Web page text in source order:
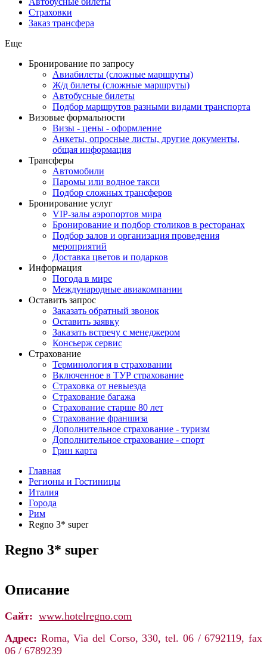
Страховки
Заказ трансфера
Еще
Бронирование по запросу
Авиабилеты (сложные маршруты)
Ж/д билеты (сложные маршруты)
Автобусные билеты
Подбор маршрутов разными видами транспорта
Визовые формальности
Визы - цены - оформление
Анкеты, опросные листы, другие документы,
общая информация
Трансферы
Автомобили
Паромы или водное такси
Подбор сложных трансферов
Бронирование услуг
VIP-залы аэропортов мира
Бронирование и подбор столиков в ресторанах
Подбор залов и организация проведения
мероприятий
Доставка цветов и подарков
Информация
Погода в мире
Международные авиакомпании
Оставить запрос
Заказать обратный звонок
Оставить заявку
Заказать встречу с менеджером
Консьерж сервис
Страхование
Терминология в страховании
Включенное в ТУР страхование
Страховка от невыезда
Страхование багажа
Страхование старше 80 лет
Страхование франшиза
Дополнительное страхование - туризм
Дополнительное страхование - спорт
Грин карта
Главная
Регионы и Гостиницы
Италия
Города
Рим
Regno 3* super
Regno 3* super
Описание
Сайт: www.hotelregno.com
Адрес: Roma, Via del Corso, 330, tel. 06 / 6792119, fax
06 / 6789239